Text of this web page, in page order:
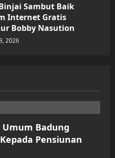
Sambut Baik
Internet Gratis
Bobby Nasution
2026
Badung
Pensiunan